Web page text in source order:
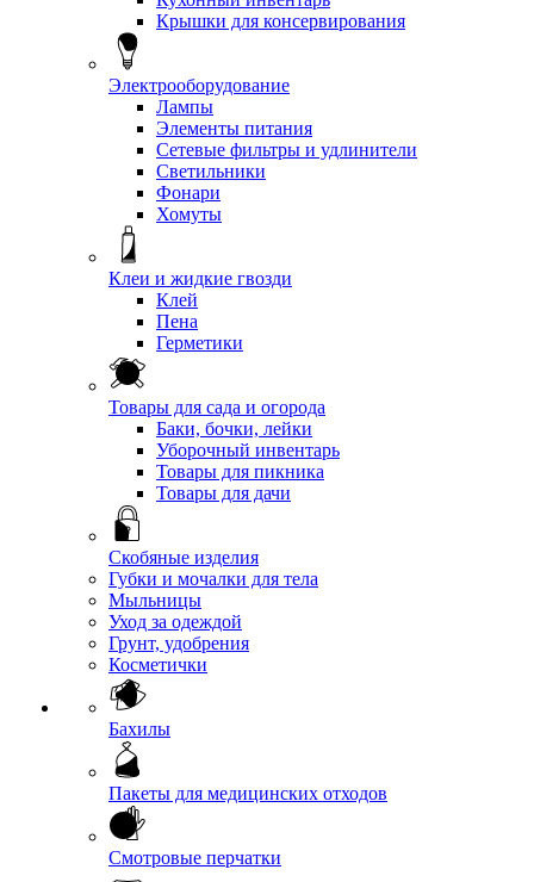
Крышки для консервирования
Электрооборудование
Лампы
Элементы питания
Сетевые фильтры и удлинители
Светильники
Фонари
Хомуты
Клеи и жидкие гвозди
Клей
Пена
Герметики
Товары для сада и огорода
Баки, бочки, лейки
Уборочный инвентарь
Товары для пикника
Товары для дачи
Скобяные изделия
Губки и мочалки для тела
Мыльницы
Уход за одеждой
Грунт, удобрения
Косметички
Бахилы
Пакеты для медицинских отходов
Смотровые перчатки